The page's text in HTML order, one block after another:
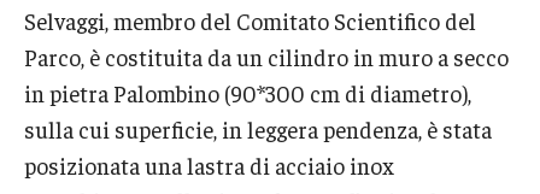
Selvaggi, membro del Comitato Scientifico del
Parco, è costituita da un cilindro in muro a secco
in pietra Palombino (90*300 cm di diametro),
sulla cui superficie, in leggera pendenza, è stata
posizionata una lastra di acciaio inox